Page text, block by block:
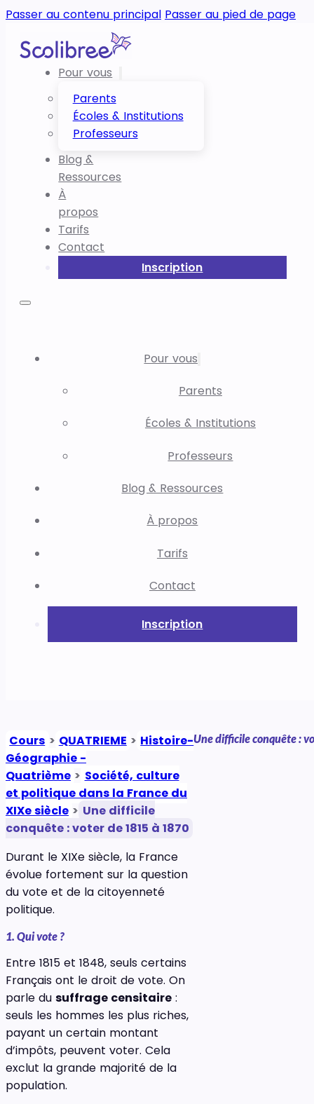
Passer au contenu principal Passer au pied de page
Pour vous
Parents
Écoles & Institutions
Professeurs
Blog &
Ressources
À
propos
Tarifs
Contact
Inscription
Pour vous
Parents
Écoles & Institutions
Professeurs
Blog & Ressources
À propos
Tarifs
Contact
Inscription
Cours > QUATRIEME > Histoire-
Géographie -
Quatrième > Société, culture
et politique dans la France du
XIXe siècle > Une difficile
conquête : voter de 1815 à 1870
Une difficile conquête :
Durant le XIXe siècle, la France
évolue fortement sur la question
du vote et de la citoyenneté
politique.
1. Qui vote ?
Entre 1815 et 1848, seuls certains
Français ont le droit de vote. On
parle du suffrage censitaire :
seuls les hommes les plus riches,
payant un certain montant
d’impôts, peuvent voter. Cela
exclut la grande majorité de la
population.